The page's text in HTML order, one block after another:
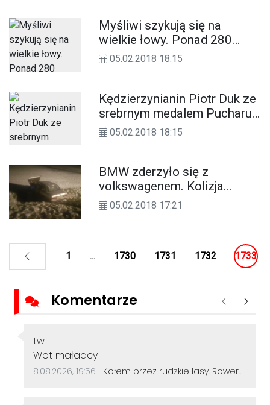
Myśliwi szykują się na
wielkie łowy. Ponad 280
dzików z naszych lasów do
05.02.2018 18:15
Kędzierzynianin Piotr Duk ze
srebrnym medalem Pucharu
Polski seniorów w zapasach
05.02.2018 18:15
BMW zderzyło się z
volkswagenem. Kolizja
osobówek na drodze
05.02.2018 17:21
1 ... 1730 1731 1732 1733
Komentarze Poprzednie
Autor komentarza:
tw
Treść komentarza:
Wot maładcy
Data dodania komentarza:
8.08.2026, 19:56 Źródło komentarza:
Kołem przez rudzkie lasy. Rowerzyści z Kędzierzyna-Koźla pokonali 50 kilometrów